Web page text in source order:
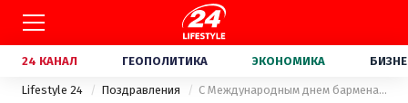
24 КАНАЛ ГЕОПОЛИТИКА ЭКОНОМИКА
Lifestyle 24 Поздравления С Международным днем бармена 2026: самые искренние поздравления в картинках и словах